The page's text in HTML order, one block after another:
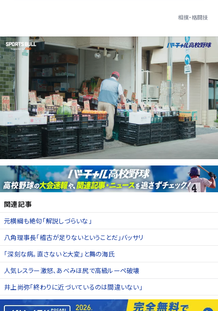
相撲・格闘技
関連記事
元横綱も絶句「解説しづらいな」
八角理事長「稽古が足りないということだ」バッサリ
「深刻な病。直さないと大変」と舞の海氏
人気レスラー激怒、あべみほ尻で高級ルーペ破壊
井上尚弥「終わりに近づいているのは間違いない」